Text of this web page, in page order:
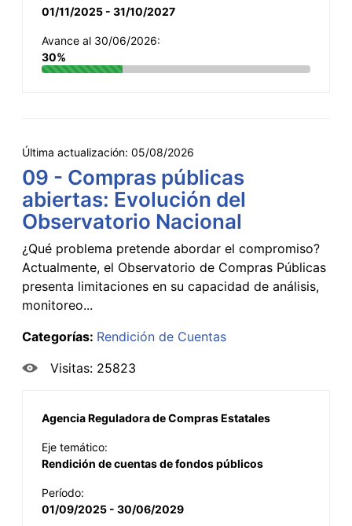
01/11/2025 - 31/10/2027
Avance al 30/06/2026:
30%
Última actualización: 05/08/2026
09 - Compras públicas
abiertas: Evolución del
Observatorio Nacional
¿Qué problema pretende abordar el compromiso?
Actualmente, el Observatorio de Compras Públicas
presenta limitaciones en su capacidad de análisis,
monitoreo...
Categorías: Rendición de Cuentas
Visitas: 25823
Agencia Reguladora de Compras Estatales
Eje temático:
Rendición de cuentas de fondos públicos
Período:
01/09/2025 - 30/06/2029